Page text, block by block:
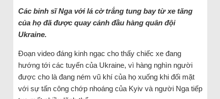
Các binh sĩ Nga với lá cờ trắng tung bay từ xe tăng
của họ đã được quay cảnh đầu hàng quân đội
Ukraine.
Đoạn video đáng kinh ngạc cho thấy chiếc xe đang
hướng tới các tuyến của Ukraine, vì hàng nghìn người
được cho là đang ném vũ khí của họ xuống khi đối mặt
với sự tấn công chớp nhoáng của Kyiv và người Nga tiếp